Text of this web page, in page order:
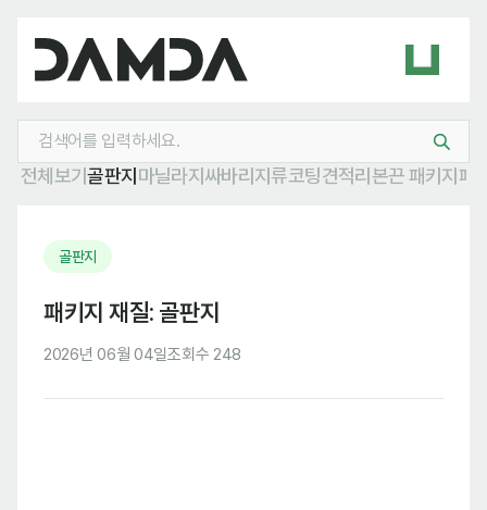
전체보기골판지 마닐라지 싸바리 지류코팅견적리본끈 패키지 패
골판지
패키지 재질: 골판지
2026년 06월 04일조회수 248